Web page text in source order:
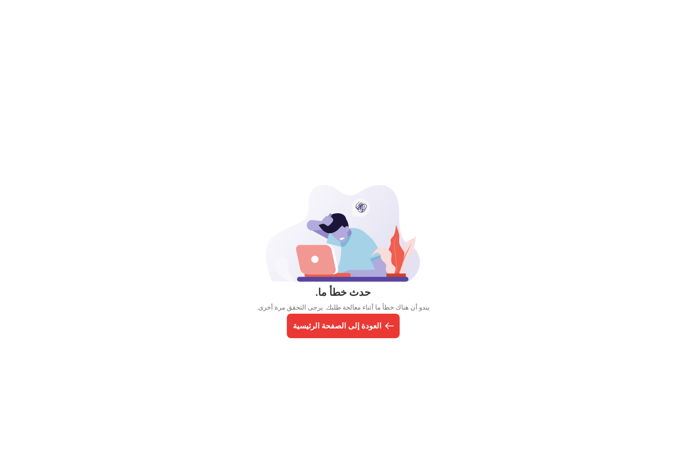
حدث خطأ ما.
يبدو أن هناك خطأ ما أثناء معالجة طلبك. يرجى التحقق مرة أخرى.
العودة إلى الصفحة الرئيسية